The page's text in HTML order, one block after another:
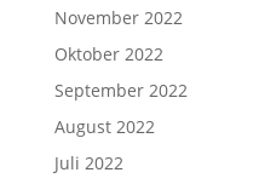
November 2022
Oktober 2022
September 2022
August 2022
Juli 2022